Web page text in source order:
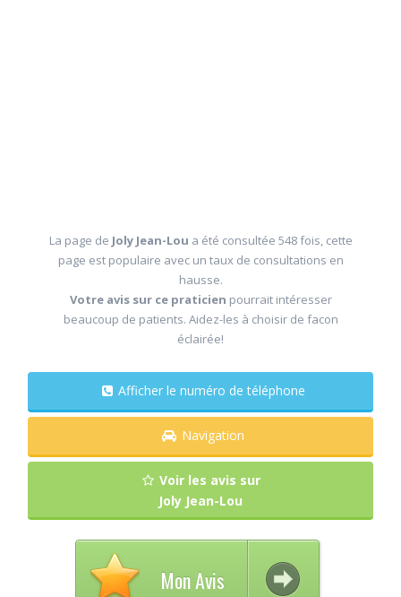
La page de Joly Jean-Lou a été consultée 548 fois, cette
page est populaire avec un taux de consultations en
hausse.
Votre avis sur ce praticien pourrait intéresser
beaucoup de patients. Aidez-les à choisir de facon
éclairée!
Afficher le numéro de téléphone
Navigation
Voir les avis sur
Joly Jean-Lou
Mon Avis